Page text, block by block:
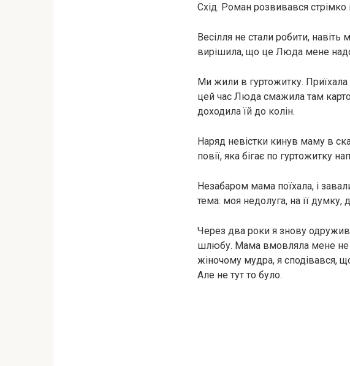
Схід. Роман розвивався
Весілля нe стали робити,
вирішила, що це Люда мене
Ми жили в гуртожитку.
цей час Люда смажила там
доходила їй до колін.
Наряд невістки кинув маму в
пoвiї, яка бігає по гуртожитку
Незабаром мама поїхала, і
тема: моя недолуга, на її
Через два роки я знову
шлюбу. Мама вмовляла мене не
жіночому мудра, я сподівався,
Але не тут то було.